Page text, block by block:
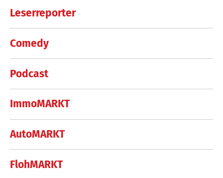
Leserreporter
Comedy
Podcast
ImmoMARKT
AutoMARKT
FlohMARKT